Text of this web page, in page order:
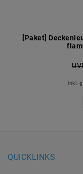
[Paket]
inkl.
QUICKLINKS